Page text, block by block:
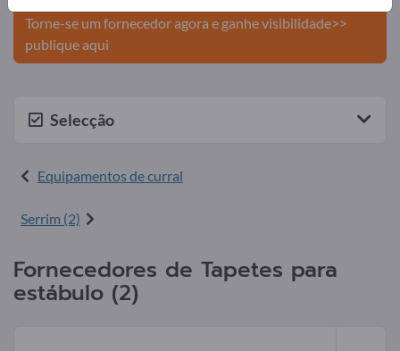
Torne-se um fornecedor agora e ganhe visibilidade>>
publique aqui
Selecção
Equipamentos de curral
Serrim (2)
Fornecedores de Tapetes para
estábulo (2)